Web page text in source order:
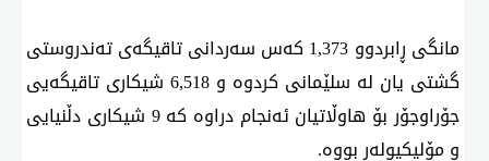
مانگی ڕابردوو 1,373 كەس سەردانی تاقیگەی تەندروستی
گشتی یان لە سلێمانی كردوە و 6,518 شیكاری تاقیگەیی
جۆراوجۆر بۆ هاوڵاتیان ئەنجام دراوە كە 9 شیكاری دڵنیایی
و مۆلیكیولەر بووە.